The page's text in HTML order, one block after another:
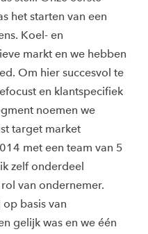
het starten van een
Koel- en
markt en we hebben
Om hier succesvol te
en klantspecifiek
noemen we
target market
met een team van 5
zelf onderdeel
van ondernemer.
basis van
gelijk was en we één